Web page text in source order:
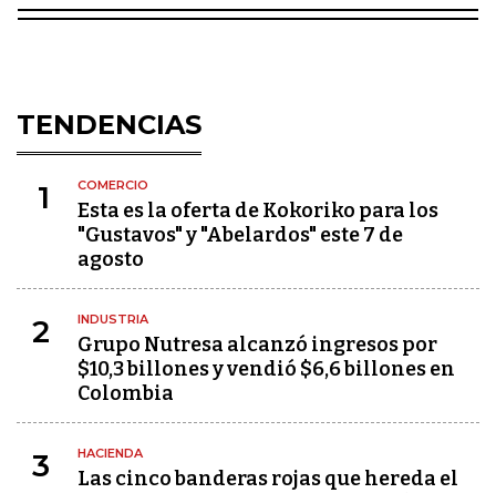
TENDENCIAS
1 COMERCIO
Esta es la oferta de Kokoriko para los
"Gustavos" y "Abelardos" este 7 de
agosto
2 INDUSTRIA
Grupo Nutresa alcanzó ingresos por
$10,3 billones y vendió $6,6 billones en
Colombia
3 HACIENDA
Las cinco banderas rojas que hereda el